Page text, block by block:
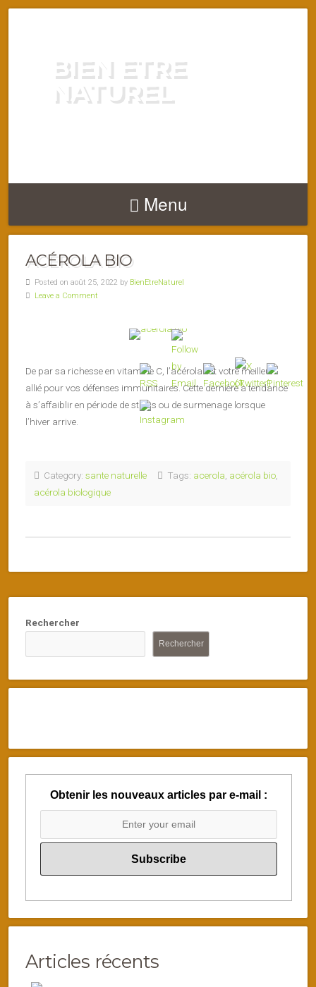
BIEN ETRE
NATUREL
Menu
ACÉROLA BIO
Posted on août 25, 2022 by BienEtreNaturel
Leave a Comment
De par sa richesse en vitamine C, l’acérola est votre meilleur
allié pour vos défenses immunitaires. Cette dernière a tendance
à s’affaiblir en période de stress ou de surmenage lorsque
l’hiver arrive.
Category: sante naturelle Tags: acerola acérola bio
acérola biologique
Rechercher
Rechercher
Obtenir les nouveaux articles par e-mail :
Articles récents